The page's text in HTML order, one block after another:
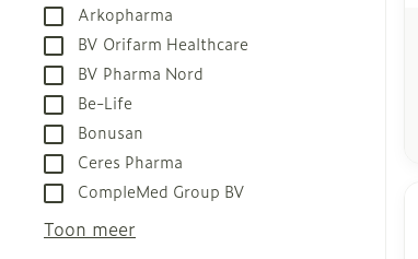
Arkopharma
BV Orifarm Healthcare
BV Pharma Nord
Be-Life
Bonusan
Ceres Pharma
CompleMed Group BV
Toon meer